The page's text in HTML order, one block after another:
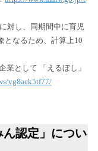
対し、同期間中に育児
となるため、計算上10
業として 「えるぼし」
vg8aek5tf77/
認定」につい